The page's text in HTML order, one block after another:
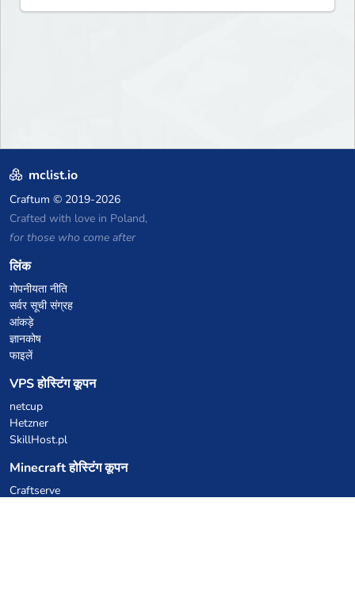
mclist.io
Craftum © 2019-2026
Crafted with love in Poland,
for those who come after
लिंक
गोपनीयता नीति
सर्वर सूची संग्रह
आंकड़े
ज्ञानकोष
फाइलें
VPS होस्टिंग कूपन
netcup
Hetzner
SkillHost.pl
Minecraft होस्टिंग कूपन
Craftserve